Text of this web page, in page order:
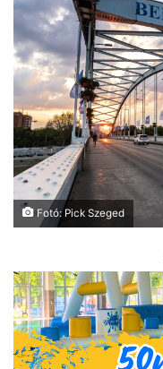
Fotó: Pick Szeged